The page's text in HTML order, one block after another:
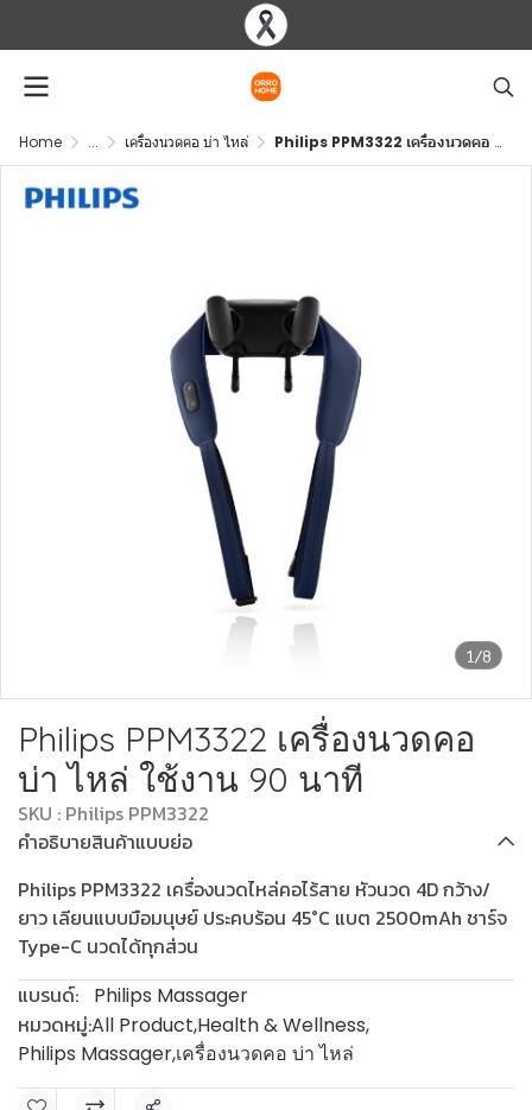
Home ... เครื่องนวดคอ บ่า ไหล่ Philips PPM3322 เครื่องนวดคอ บ่า ไหล่ ใช้งาน 90 นาที
1/8
Philips PPM3322 เครื่องนวดคอ
บ่า ไหล่ ใช้งาน 90 นาที
SKU : Philips PPM3322
คำอธิบายสินค้าแบบย่อ
Philips PPM3322 เครื่องนวดไหล่คอไร้สาย หัวนวด 4D กว้าง/
ยาว เลียนแบบมือมนุษย์ ประคบร้อน 45°C แบต 2500mAh ชาร์จ
Type-C นวดได้ทุกส่วน
แบรนด์:
Philips Massager
หมวดหมู่:All Product,Health & Wellness,
Philips Massager,เครื่องนวดคอ บ่า ไหล่